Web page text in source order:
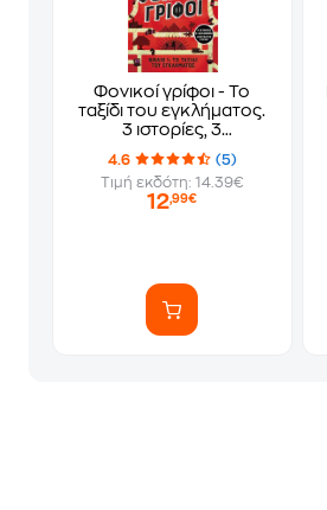
Φονικοί γρίφοι - Το
ταξίδι του εγκλήματος.
3 ιστορίες, 3
δολοφόνοι, αμέτρητες
λύσεις (βιβλίο 1)
4.6
(5)
Τιμή εκδότη: 14.39€
12,99€